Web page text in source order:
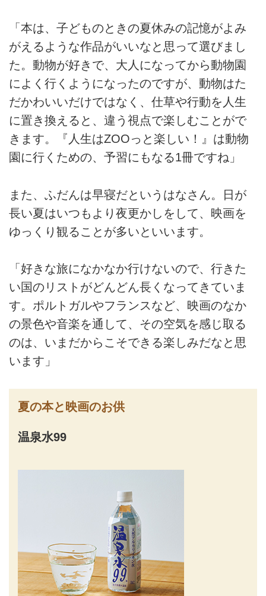
「本は、子どものときの夏休みの記憶がよみ
がえるような作品がいいなと思って選びまし
た。動物が好きで、大人になってから動物園
によく行くようになったのですが、動物はた
だかわいいだけではなく、仕草や行動を人生
に置き換えると、違う視点で楽しむことがで
きます。『人生はZOOっと楽しい！』は動物
園に行くための、予習にもなる1冊ですね」
また、ふだんは早寝だというはなさん。日が
長い夏はいつもより夜更かしをして、映画を
ゆっくり観ることが多いといいます。
「好きな旅になかなか行けないので、行きた
い国のリストがどんどん長くなってきていま
す。ポルトガルやフランスなど、映画のなか
の景色や音楽を通して、その空気を感じ取る
のは、いまだからこそできる楽しみだなと思
います」
夏の本と映画のお供
温泉水99